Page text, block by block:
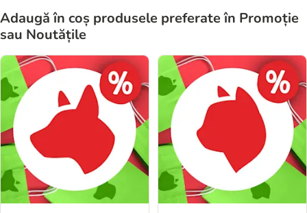
Adaugă în coș produsele preferate în Promoție
sau Noutățile